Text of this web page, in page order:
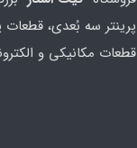
پرینتر سه بُعدی، قطعات
قطعات مکانیکی و